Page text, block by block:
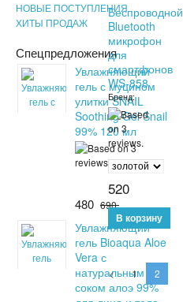
НОВЫЕ ПОСТУПЛЕНИЯ
ХИТЫ ПРОДАЖ
Спецпредложения
Увлажняющий
гель с муцином
улитки SNAIL
Soothing Gel Snail
99% 120 мл
480 690
Увлажняющий
гель Bioaqua Aloe
Vera с
натуральным
соком алоэ 99%
Беспроводной
Bluetooth
микрофон
для
смартфонов
WS-858
Бренд:
520
< 1 2